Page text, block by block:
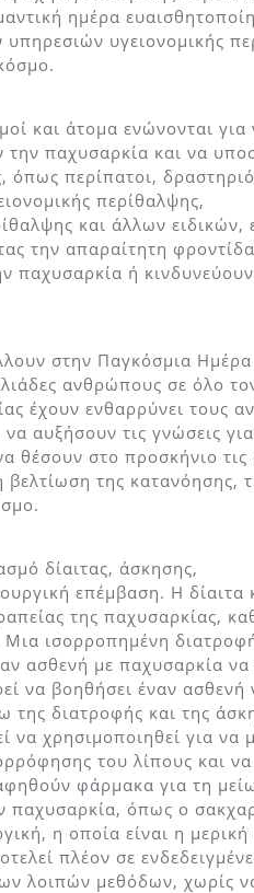
ημέρα
υγειονομικής
και άτομα ενώνονται για
παχυσαρκία και να
περίπατοι,
περίθαλψης,
και άλλων ειδικών,
την απαραίτητη
παχυσαρκία ή
στην Παγκόσμια
ανθρώπους σε όλο
έχουν ενθαρρύνει τους
αυξήσουν τις γνώσεις
θέσουν στο προσκήνιο
της κατανόησης,
δίαιτας, άσκησης,
επέμβαση. Η δίαιτα
της παχυσαρκίας,
Μια ισορροπημένη
ασθενή με παχυσαρκία να
να βοηθήσει έναν ασθενή
της διατροφής και της
χρησιμοποιηθεί για να
του λίπους και να
φάρμακα για τη
παχυσαρκία, όπως ο
η οποία είναι η μερική
πλέον σε
λοιπών μεθόδων, χωρίς